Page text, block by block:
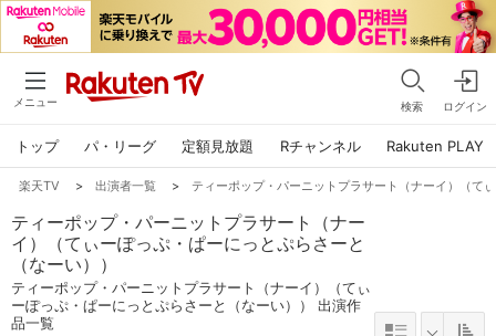
メニュー 検索 ログイン
トップ パ・リーグ 定額見放題 Rチャンネル Rakuten PLAY
楽天TV > 出演者一覧 > ティーポップ・パーニットプラサート（ナーイ）（て
ティーポップ・パーニットプラサート（ナー
イ）（てぃーぽっぷ・ぱーにっとぷらさーと
（なーい））
ティーポップ・パーニットプラサート（ナーイ）（てぃ
ーぽっぷ・ぱーにっとぷらさーと（なーい）） 出演作
品一覧